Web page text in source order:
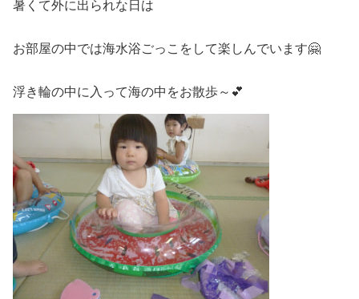
暑くて外に出られな日は
お部屋の中では海水浴ごっこをして楽しんでいます🤗
浮き輪の中に入って海の中をお散歩～💕